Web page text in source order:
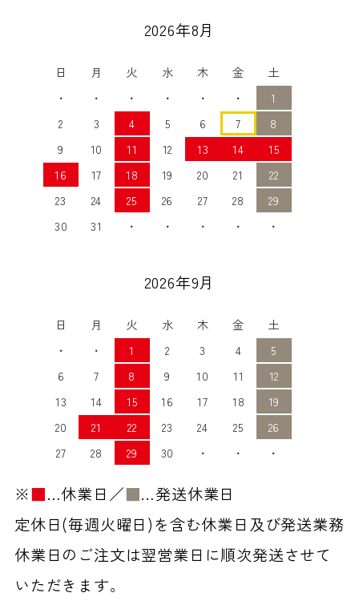
2026年8月
日 月 火 水 木 金
土
・
・ ・ ・ ・ ・
1
2
3 4 5 6 7
8
9
10 11 12 13 14
15
16
17 18 19 20 21
22
23
24 25 26 27 28
29
30
31 ・ ・ ・ ・ ・
2026年9月
日 月 火 水 木 金
土
・
・ 1 2 3 4
5
6
7 8 9 10 11
12
13
14 15 16 17 18
19
20
21 22 23 24 25
26
27
28 29 30 ・ ・ ・
※■…休業日／■…発送休業日
定休日(毎週火曜日)を含む休業日及び発送業務
休業日のご注文は翌営業日に順次発送させて
いただきます。